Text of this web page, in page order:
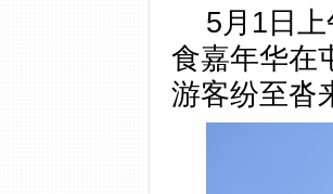
5月1日
食嘉年华在
游客纷至沓